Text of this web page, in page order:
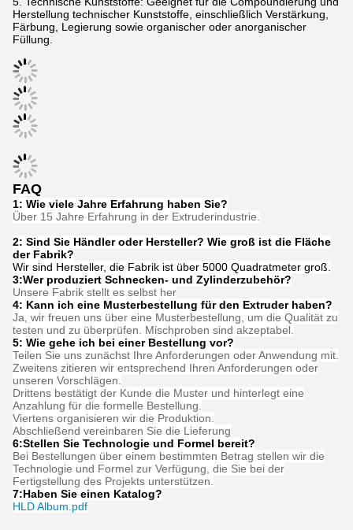
Herstellung technischer Kunststoffe, einschließlich Verstärkung,
Färbung, Legierung sowie organischer oder anorganischer
Füllung.
FAQ
1: Wie viele Jahre Erfahrung haben Sie?
Über 15 Jahre Erfahrung in der Extruderindustrie.
2: Sind Sie Händler oder Hersteller? Wie groß ist die Fläche
der Fabrik?
Wir sind Hersteller, die Fabrik ist über 5000 Quadratmeter groß.
3:Wer produziert Schnecken- und Zylinderzubehör?
Unsere Fabrik stellt es selbst her
4: Kann ich eine Musterbestellung für den Extruder haben?
Ja, wir freuen uns über eine Musterbestellung, um die Qualität zu
testen und zu überprüfen. Mischproben sind akzeptabel.
5: Wie gehe ich bei einer Bestellung vor?
Teilen Sie uns zunächst Ihre Anforderungen oder Anwendung mit.
Zweitens zitieren wir entsprechend Ihren Anforderungen oder
unseren Vorschlägen.
Drittens bestätigt der Kunde die Muster und hinterlegt eine
Anzahlung für die formelle Bestellung.
Viertens organisieren wir die Produktion.
Abschließend vereinbaren Sie die Lieferung
6:Stellen Sie Technologie und Formel bereit?
Bei Bestellungen über einem bestimmten Betrag stellen wir die
Technologie und Formel zur Verfügung, die Sie bei der
Fertigstellung des Projekts unterstützen.
7:Haben Sie einen Katalog?
HLD Album.pdf